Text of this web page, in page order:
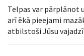
Telpas var pārplānot
arī ēkā pieejami
atbilstoši Jūsu